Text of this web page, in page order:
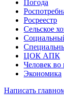
Погода
Росреестр
Сельское
ЦОК АПК
Человек во
Экономика
Написать